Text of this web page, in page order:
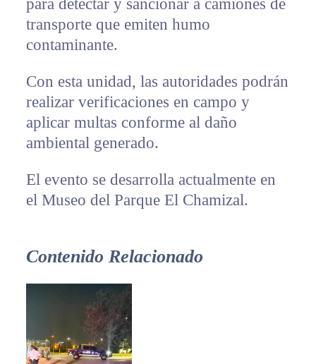
para detectar y sancionar a camiones de
transporte que emiten humo
contaminante.
Con esta unidad, las autoridades podrán
realizar verificaciones en campo y
aplicar multas conforme al daño
ambiental generado.
El evento se desarrolla actualmente en
el Museo del Parque El Chamizal.
Contenido Relacionado